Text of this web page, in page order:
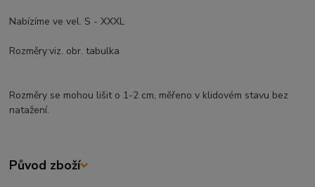
Nabízíme ve vel. S - XXXL
Rozměry:viz. obr. tabulka
Rozměry se mohou lišit o 1-2 cm, měřeno v klidovém stavu bez
natažení.
Původ zboží